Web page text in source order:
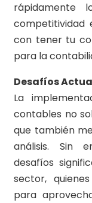
rápidamente
competitividad
con tener tu
para la
Desafíos
La
contables no
que también
análisis. Sin
desafíos
sector,
para